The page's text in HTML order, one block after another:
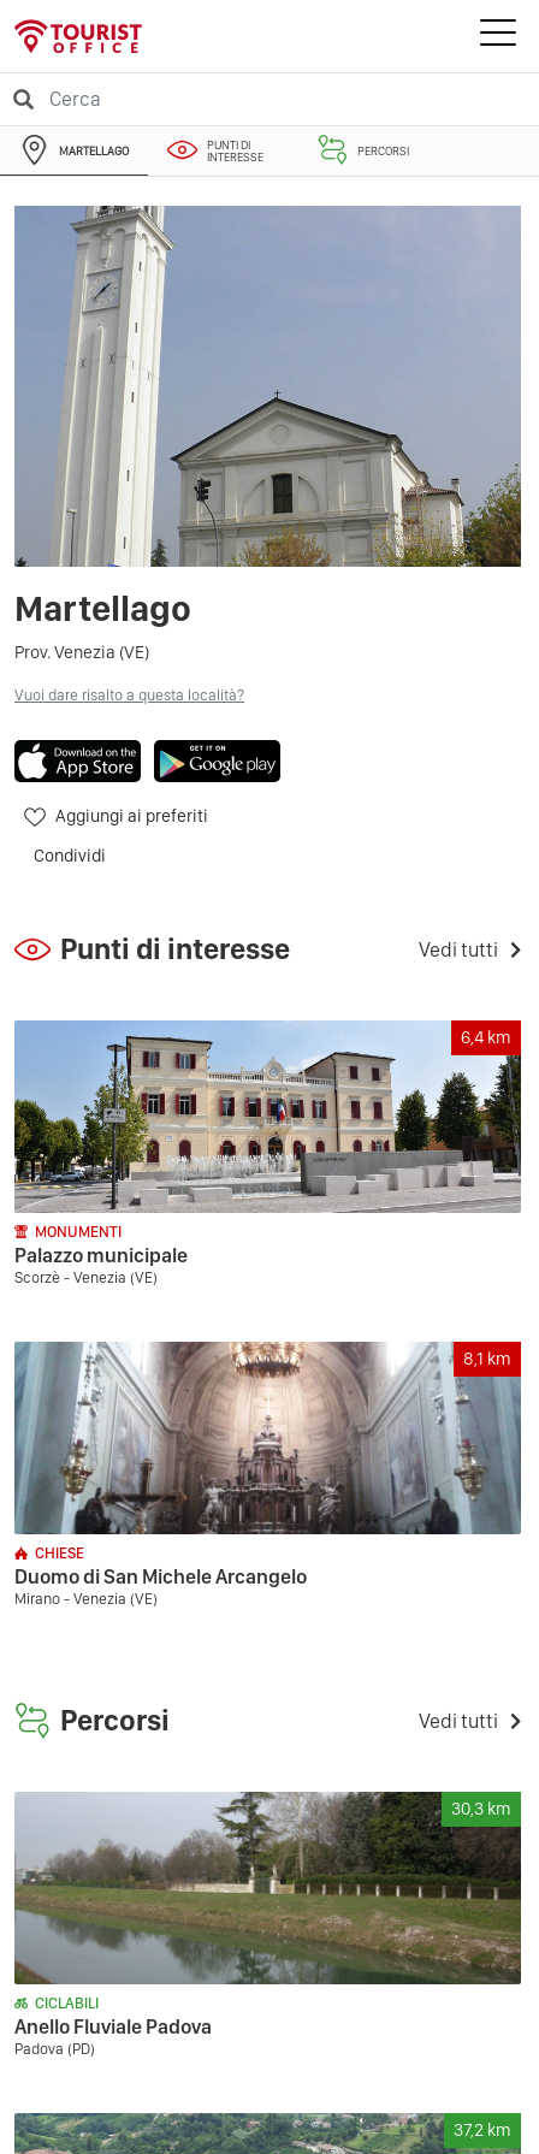
MARTELLAGO
PUNTI DI
INTERESSE
PERCORSI
Martellago
Prov. Venezia (VE)
Vuoi dare risalto a questa località?
Aggiungi ai preferiti
Condividi
Punti di interesse Vedi tutti
6,4 km
MONUMENTI
Palazzo municipale
Scorzè - Venezia (VE)
8,1 km
CHIESE
Duomo di San Michele Arcangelo
Mirano - Venezia (VE)
Percorsi Vedi tutti
30,3 km
CICLABILI
Anello Fluviale Padova
Padova (PD)
37,2 km